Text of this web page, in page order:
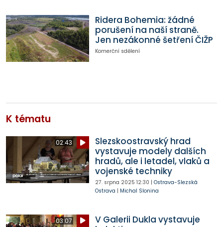
Ridera Bohemia: žádné
porušení na naší straně.
Jen nezákonné šetření ČIŽP
Komerční sdělení
K tématu
02:43
Slezskoostravský hrad
vystavuje modely dalších
hradů, ale i letadel, vlaků a
vojenské techniky
27. srpna 2025 12:30 | Ostrava-Slezská
Ostrava | Michal Slonina
03:07
V Galerii Dukla vystavuje